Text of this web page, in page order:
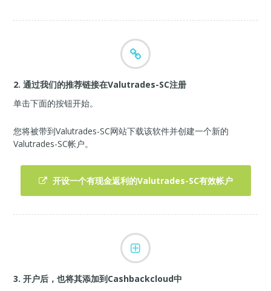
2. 通过我们的推荐链接在Valutrades-SC注册
单击下面的按钮开始。
您将被带到Valutrades-SC网站下载该软件并创建一个新的
Valutrades-SC帐户。
开设一个有现金返利的Valutrades-SC有效帐户
3. 开户后，也将其添加到Cashbackcloud中